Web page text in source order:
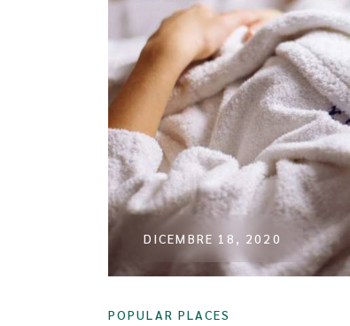
DICEMBRE 18, 2020
POPULAR PLACES